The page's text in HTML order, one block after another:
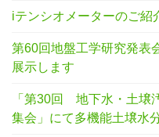
iテンシオメーターのご紹
第60回地盤工学研究発表
展示します
「第30回 地下水・土壌
集会」にて多機能土壌水